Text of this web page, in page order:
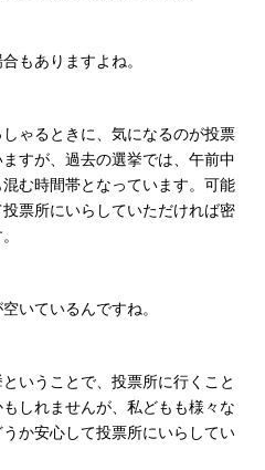
もありますよね。
ゃるときに、気になるのが投票
すが、過去の選挙では、午前中
む時間帯となっています。可能
票所にいらしていただければ密
いているんですね。
いうことで、投票所に行くこと
しれませんが、私どもも様々な
か安心して投票所にいらしてい